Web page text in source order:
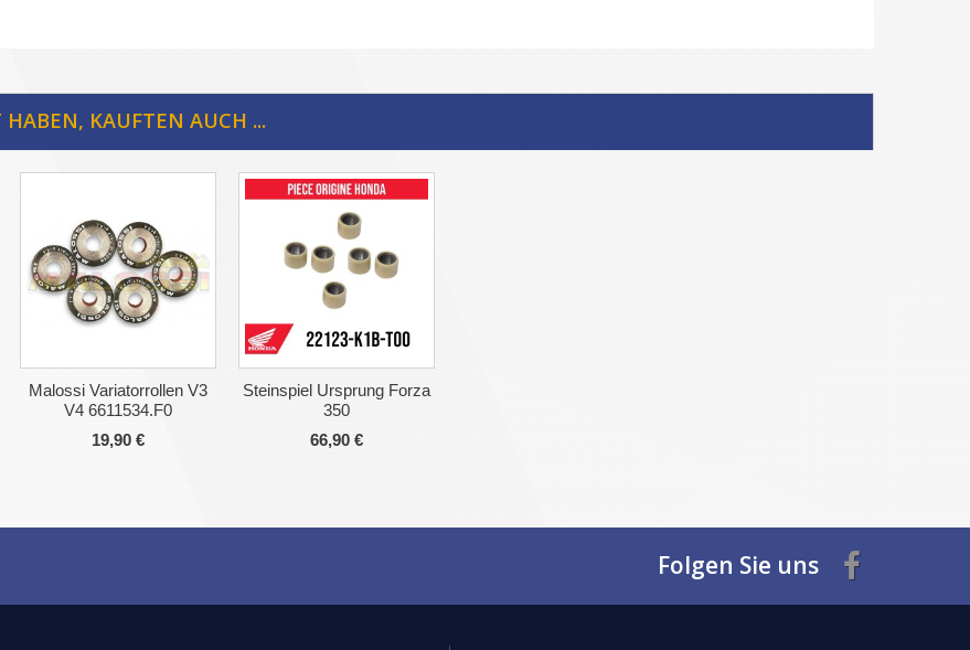
KAUFTEN AUCH ...
Malossi Variatorrollen V3
V4 6611534.F0
19,90 €
Steinspiel Ursprung Forza
350
66,90 €
Folgen Sie uns